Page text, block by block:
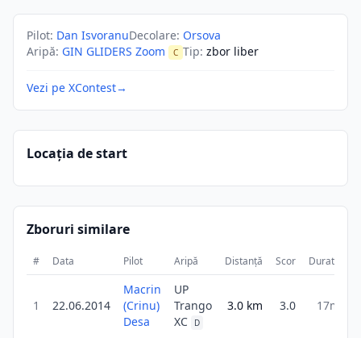
Pilot: Dan IsvoranuDecolare: Orsova
Aripă: GIN GLIDERS Zoom C Tip: zbor liber
Vezi pe XContest→
Locația de start
Zboruri similare
# Data Pilot Aripă Distanță Scor Durată
1 22.06.2014
Macrin
(Crinu)
Desa
UP
Trango
XC
D
3.0 km 3.0 17m